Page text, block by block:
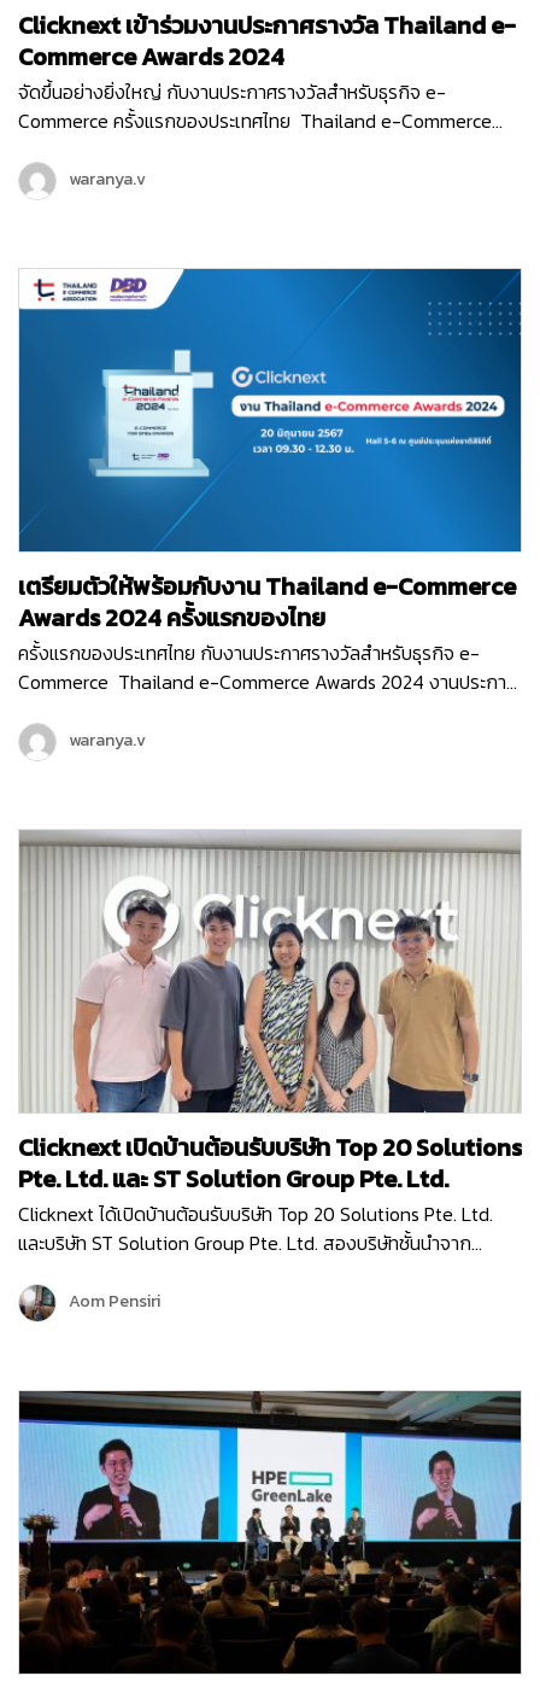
Clicknext เข้าร่วมงานประกาศรางวัล Thailand e-
Commerce Awards 2024
จัดขึ้นอย่างยิ่งใหญ่ กับงานประกาศรางวัลสำหรับธุรกิจ e-
Commerce ครั้งแรกของประเทศไทย Thailand e-Commerce
5-6 ชั้น LG ศูนย์ประชุมแห่งชาติสิริกิติ์ เริ่มต้นงานด้วยกิจกรรม
เสวนา…
waranya.v
เตรียมตัวให้พร้อมกับงาน Thailand e-Commerce
Awards 2024 ครั้งแรกของไทย
ครั้งแรกของประเทศไทย กับงานประกาศรางวัลสำหรับธุรกิจ e-
Commerce Thailand e-Commerce Awards 2024 งานประกาศ
ยอดเยี่ยม ที่ช่วยสนับสนุนอีคอมเมิร์ซไทยให้เติบโต ขับเคลื่อนธุรกิจ
ออนไลน์ให้ก้าวไปในอนาคตได้อย่างเต็มประสิทธิภาพ ซึ่งงานนี้จัดขึ้น
Commerce Association) และ Clicknext ก็ร่วมเป็นพาร์ทเนอร์
สนับสนุน และร่วมเป็นกรรมการตัดสินรางวัลในงานอันทรงเกียรติ
ครั้งแรกของประเทศไทยด้วย…
waranya.v
Clicknext เปิดบ้านต้อนรับบริษัท Top 20 Solutions
Pte. Ltd. และ ST Solution Group Pte. Ltd.
Clicknext ได้เปิดบ้านต้อนรับบริษัท Top 20 Solutions Pte. Ltd.
และบริษัท ST Solution Group Pte. Ltd. สองบริษัทชั้นนำจาก
เยี่ยมครั้งนี้ก็เพื่อมาพูดคุยแลกเปลี่ยนข้อมูล…
Aom Pensiri